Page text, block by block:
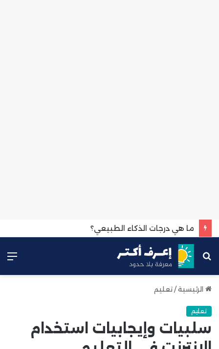
ما هي درجات الذكاء الطبيعي؟
بحث
عن
الرئيسية/تعليم
تعليم
سلبيات وإيجابيات استخدام